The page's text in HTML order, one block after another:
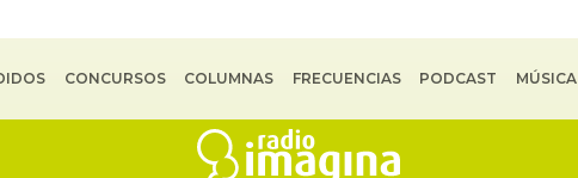
CONCURSOS COLUMNAS FRECUENCIAS PODCAST MÚSICA